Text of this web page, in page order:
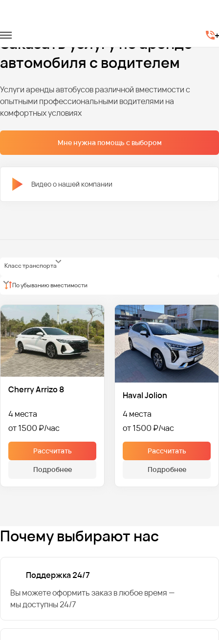
Заказать услугу по аренде
автомобиля с водителем
Услуги аренды автобусов различной вместимости с
опытными профессиональными водителями на
комфортных условиях
Мне нужна помощь с выбором
Видео о нашей компании
Класс транспорта
По убыванию вместимости
Cherry Arrizo 8
4 места
от 1500 ₽
Рассчитать
Подробнее
Haval Jolion
4 места
от 1500 ₽
Рассчитать
Подробнее
Почему выбирают нас
Поддержка 24/7
Вы можете оформить заказ в любое время —
мы доступны 24/7